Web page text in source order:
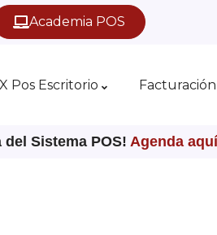
Academia POS
Pos Escritorio
del Sistema POS! Agenda